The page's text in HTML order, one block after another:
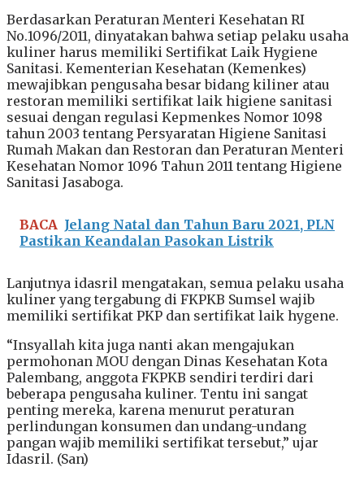
Berdasarkan Peraturan Menteri Kesehatan RI
No.1096/2011, dinyatakan bahwa setiap pelaku usaha
kuliner harus memiliki Sertifikat Laik Hygiene
Sanitasi. Kementerian Kesehatan (Kemenkes)
mewajibkan pengusaha besar bidang kiliner atau
restoran memiliki sertifikat laik higiene sanitasi
sesuai dengan regulasi Kepmenkes Nomor 1098
tahun 2003 tentang Persyaratan Higiene Sanitasi
Rumah Makan dan Restoran dan Peraturan Menteri
Kesehatan Nomor 1096 Tahun 2011 tentang Higiene
Sanitasi Jasaboga.
BACA Jelang Natal dan Tahun Baru 2021, PLN
Pastikan Keandalan Pasokan Listrik
Lanjutnya idasril mengatakan, semua pelaku usaha
kuliner yang tergabung di FKPKB Sumsel wajib
memiliki sertifikat PKP dan sertifikat laik hygene.
“Insyallah kita juga nanti akan mengajukan
permohonan MOU dengan Dinas Kesehatan Kota
Palembang, anggota FKPKB sendiri terdiri dari
beberapa pengusaha kuliner. Tentu ini sangat
penting mereka, karena menurut peraturan
perlindungan konsumen dan undang-undang
pangan wajib memiliki sertifikat tersebut,” ujar
Idasril. (San)